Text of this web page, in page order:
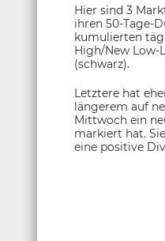
Hier sind 3
ihren 50-Tage-
kumulierten
High/New Low-
(schwarz).
Letztere hat
längerem auf
Mittwoch ein
markiert hat.
eine positive